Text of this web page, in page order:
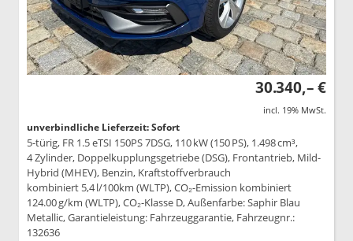
30.340,– €
incl. 19% MwSt.
unverbindliche Lieferzeit: Sofort
5-türig, FR 1.5 eTSI 150PS 7DSG, 110 kW (150 PS), 1.498 cm³,
4 Zylinder, Doppelkupplungsgetriebe (DSG), Frontantrieb, Mild-
Hybrid (MHEV), Benzin, Kraftstoffverbrauch
kombiniert 5,4 l/100km (WLTP), CO₂-Emission kombiniert
124.00 g/km (WLTP), CO₂-Klasse D, Außenfarbe: Saphir Blau
Metallic, Garantieleistung: Fahrzeuggarantie, Fahrzeugnr.:
132636